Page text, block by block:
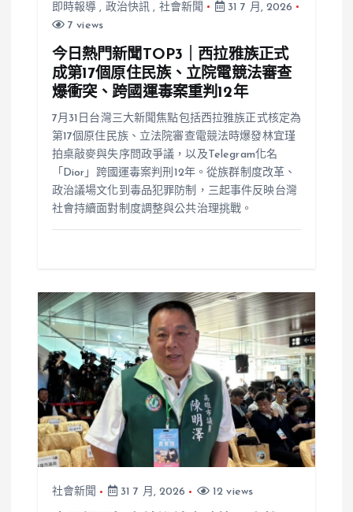
即時報導 , 政治快訊 , 社會新聞
31 7 月, 2026
7 views
今日熱門新聞TOP3｜西拉雅族正式
成第17個原住民族、立院電競法審查
爆衝突、跨國運毒案重判12年
7月31日台灣三大新聞焦點包括西拉雅族正式核定為
第17個原住民族、立法院審查電競法時爆發林宜瑾
拍桌敲麥與失序問政爭議，以及Telegram化名
「Dior」跨國運毒案判刑12年。從族群制度改革、
政治議場文化到毒品犯罪防制，三起事件反映台灣
社會持續面對制度調整與公共治理挑戰。
社會新聞 31 7 月, 2026 12 views